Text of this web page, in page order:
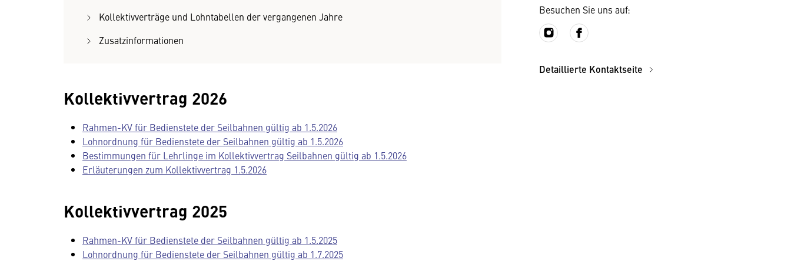
Kollektivverträge und Lohntabellen der vergangenen Jahre
Zusatzinformationen
Kollektivvertrag 2026
Rahmen-KV für Bedienstete der Seilbahnen gültig ab 1.5.2026
Lohnordnung für Bedienstete der Seilbahnen gültig ab 1.5.2026
Bestimmungen für Lehrlinge im Kollektivvertrag Seilbahnen gültig ab 1.5.2026
Erläuterungen zum Kollektivvertrag 1.5.2026
Kollektivvertrag 2025
Rahmen-KV für Bedienstete der Seilbahnen gültig ab 1.5.2025
Lohnordnung für Bedienstete der Seilbahnen gültig ab 1.7.2025
Besuchen Sie uns auf:
Detaillierte Kontaktseite